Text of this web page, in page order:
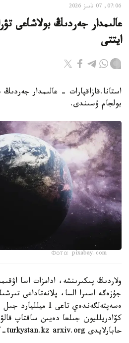
07:06, 07 تامىز 2026
عالىمدار جەردىڭ بولاشاعى
ايتتى
استانا.قازاقپارات - عالىمدار جەردىڭ
بولجام ۇسىندى.
Фото: pixabay.com
ولاردىڭ پىكىرىنشە، ادامزات اسا
جۇزەگە اسىرا السا، پلانەتاداعى
كۆادريلليون جىلعا دەيىن ساقتاپ
حابارلايدى turkystan.kz arxiv.org-كە سىلتەمە جاساپ.